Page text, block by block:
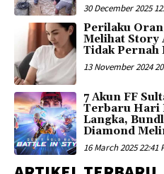
30 December 2025
Perilaku
Melihat Story
Tidak Pernah
13 November 2024
7 Akun FF
Terbaru Hari
Langka,
Diamond
16 March 2025 22:41